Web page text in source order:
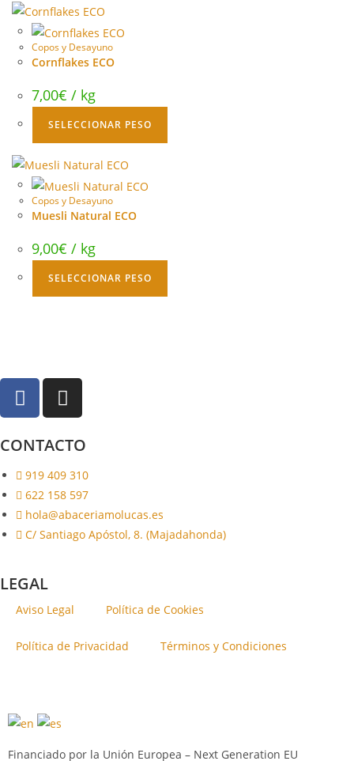
Copos y Desayuno
Cornflakes ECO
7,00€ / kg
SELECCIONAR PESO
Copos y Desayuno
Muesli Natural ECO
9,00€ / kg
SELECCIONAR PESO
CONTACTO
919 409 310
622 158 597
hola@abaceriamolucas.es
C/ Santiago Apóstol, 8. (Majadahonda)
LEGAL
Aviso Legal Política de Cookies
Política de Privacidad Términos y Condiciones
Financiado por la Unión Europea – Next Generation EU